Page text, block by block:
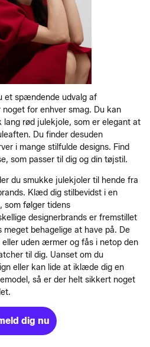
et spændende udvalg af
for enhver smag. Du kan
rød julekjole, som er elegant at
Du finder desuden
i mange stilfulde designs. Find
som passer til dig og din tøjstil.
du smukke julekjoler til hende fra
Klæd dig stilbevidst i en
som følger tidens
designerbrands er fremstillet
behagelige at have på. De
uden ærmer og fås i netop den
til dig. Uanset om du
eller kan lide at iklæde dig en
så er der helt sikkert noget
dig nu